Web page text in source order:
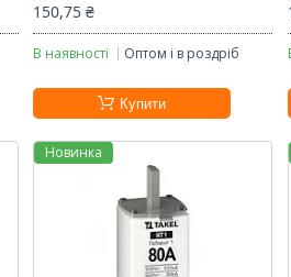
150,75 ₴
В наявності Оптом і в роздріб
Купити
Новинка